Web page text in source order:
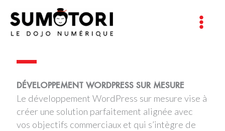
contenu
Main
DÉVELOPPEMENT WORDPRESS SUR MESURE
Le développement WordPress sur mesure vise à
créer une solution parfaitement alignée avec
vos objectifs commerciaux et qui s’intègre de